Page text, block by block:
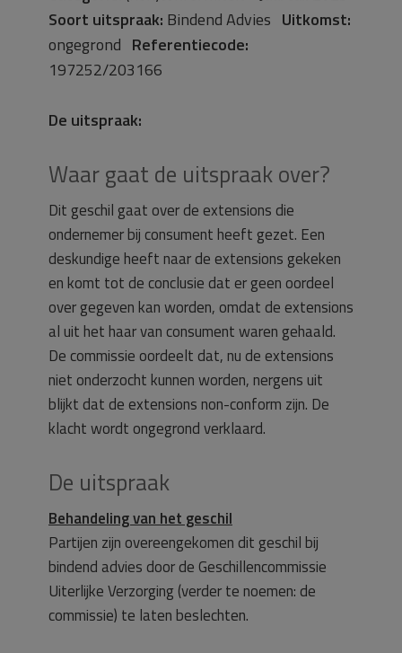
Soort uitspraak: Bindend Advies Uitkomst:
ongegrond Referentiecode:
197252/203166
De uitspraak:
Waar gaat de uitspraak over?
Dit geschil gaat over de extensions die
ondernemer bij consument heeft gezet. Een
deskundige heeft naar de extensions gekeken
en komt tot de conclusie dat er geen oordeel
over gegeven kan worden, omdat de extensions
al uit het haar van consument waren gehaald.
De commissie oordeelt dat, nu de extensions
niet onderzocht kunnen worden, nergens uit
blijkt dat de extensions non-conform zijn. De
klacht wordt ongegrond verklaard.
De uitspraak
Behandeling van het geschil
Partijen zijn overeengekomen dit geschil bij
bindend advies door de Geschillencommissie
Uiterlijke Verzorging (verder te noemen: de
commissie) te laten beslechten.